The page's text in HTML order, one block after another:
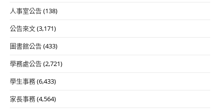
人事室公告(138)
公告來文(3,171)
圖書館公告(433)
學務處公告(2,721)
學生事務(6,433)
家長事務(4,564)